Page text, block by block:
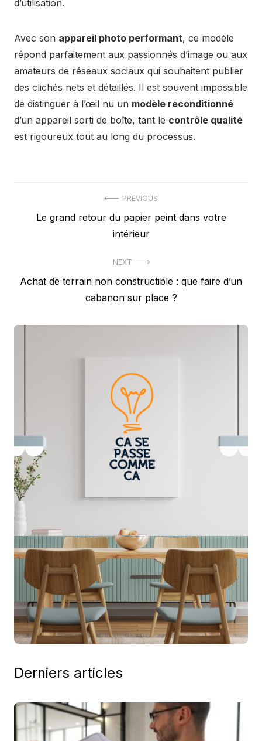
d’utilisation.
Avec son appareil photo performant, ce modèle
répond parfaitement aux passionnés d’image ou aux
amateurs de réseaux sociaux qui souhaitent publier
des clichés nets et détaillés. Il est souvent impossible
de distinguer à l’œil nu un modèle reconditionné
d’un appareil sorti de boîte, tant le contrôle qualité
est rigoureux tout au long du processus.
PREVIOUS
Previous
Le grand retour du papier peint dans votre
intérieur
NEXT
Next
Achat de terrain non constructible : que faire d’un
cabanon sur place ?
Derniers articles